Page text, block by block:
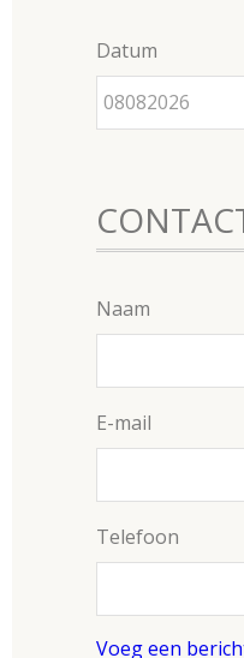
Datum
Naam
E-mail
Telefoon
Voeg een